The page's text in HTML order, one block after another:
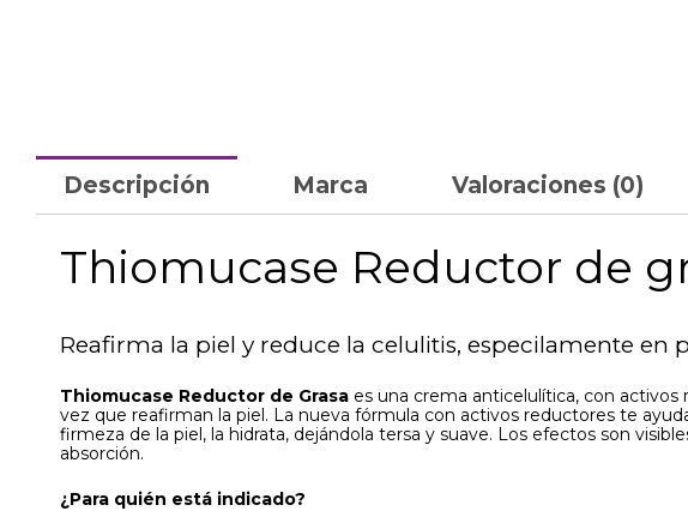
Descripción Marca Valoraciones (0)
Thiomucase Reductor de
Reafirma la piel y reduce la celulitis, especilamente en
Thiomucase Reductor de Grasa es una crema anticelulítica, con activos
vez que reafirman la piel. La nueva fórmula con activos reductores te
firmeza de la piel, la hidrata, dejándola tersa y suave. Los efectos son
absorción.
¿Para quién está indicado?